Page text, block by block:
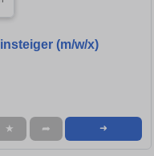
(m/w/x)
★ ➦ ➜